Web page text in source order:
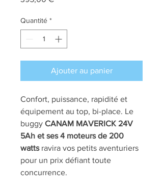
Quantité *
Ajouter au panier
Confort, puissance, rapidité et
équipement au top, bi-place. Le
buggy CANAM MAVERICK 24V
5Ah et ses 4 moteurs de 200
wattsravira vos petits aventuriers
pour un prix défiant toute
concurrence.